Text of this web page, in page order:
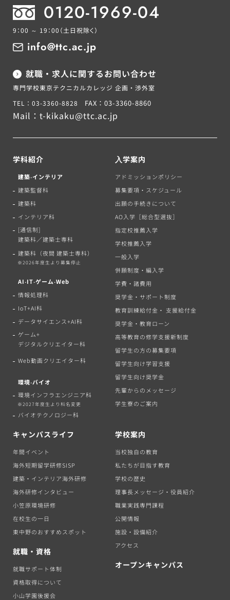
0120-1969-04
9：00 ～ 19：00 （土日祝除く）
info@ttc.ac.jp
就職・求人に関するお問い合わせ
専門学校東京テクニカルカレッジ 企画・渉外室
TEL：03-3360-8828
FAX：03-3360-8860
Mail： t-kikaku@ttc.ac.jp
学科紹介
建築‧インテリア
建築監督科
建築科
インテリア科
[通信制]
建築科／建築士専科
建築科（夜間 建築士専科）
※2026年度生より募集停止
AI‧IT‧ゲーム‧Web
情報処理科
IoT+AI科
データサイエンス+AI科
ゲーム+
デジタルクリエイター科
Web動画クリエイター科
環境‧バイオ
環境インフラエンジニア科
※2027年度生より科名変更
バイオテクノロジー科
⼊学案内
アドミッションポリシー
募集要項・スケジュール
出願の手続きについて
AO入学［総合型選抜］
指定校推薦入学
学校推薦入学
一般入学
併願制度・編入学
学費・諸費用
奨学金・サポート制度
教育訓練給付金・ 支援給付金
奨学金・教育ローン
高等教育の修学支援新制度
留学生の方の募集要項
留学生向け学習支援
留学生向け奨学金
先輩からのメッセージ
学生寮のご案内
キャンパスライフ
年間イベント
海外短期留学研修SISP
建築・インテリア海外研修
海外研修インタビュー
小笠原環境研修
在校生の一日
東中野のおすすめスポット
就職・資格
就職サポート体制
資格取得について
小山学園後援会
学校案内
当校独自の教育
私たちが目指す教育
学校の歴史
理事長メッセージ・役員紹介
職業実践専門課程
公開情報
施設・設備紹介
アクセス
オープンキャンパス